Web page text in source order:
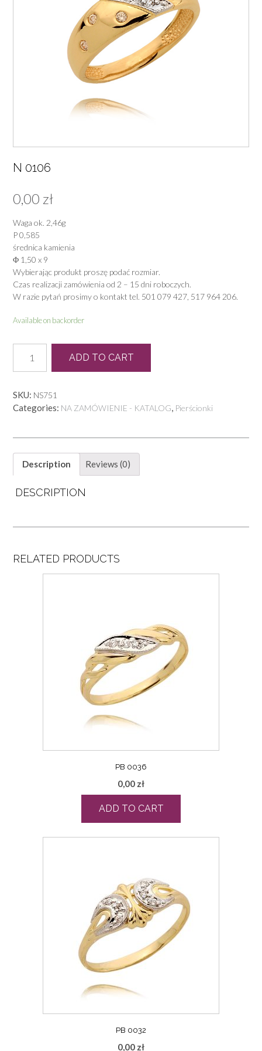
N 0106
0,00 zł
Waga ok. 2,46g
P 0,585
średnica kamienia
Φ 1,50 x 9
Wybierając produkt proszę podać rozmiar.
Czas realizacji zamówienia od 2 – 15 dni roboczych.
W razie pytań prosimy o kontakt tel. 501 079 427, 517 964 206.
Available on backorder
0106
quantity
ADD TO CART
SKU: NS751
Categories: NA ZAMÓWIENIE - KATALOG, Pierścionki
Description Reviews (0)
DESCRIPTION
RELATED PRODUCTS
PB 0036
0,00 zł
ADD TO CART
PB 0032
0,00 zł